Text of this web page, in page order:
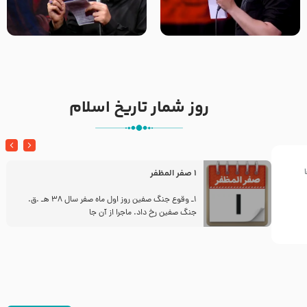
تک ، عبّاس، صاحب دل‌هاست –
حاج حنیف طاهری – عزاداری شب
من غلام نوکراتم من عاشق
کربلاتم – شور زمینه – شب هفتم
روز شمار تاریخ اسلام
1 صفر المظفر
1ـ وقوع جنگ صفین روز اول ماه صفر سال 38 هـ .ق.
جنگ صفین رخ داد. ماجرا از آن جا